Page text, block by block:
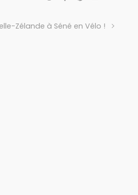
Zélande à Séné en Vélo !